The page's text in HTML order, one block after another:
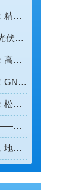
翻斗式雨量监测站：精准把控雨情的水利水文监测设备
便携式EL检测仪：光伏组件隐形缺陷的移动检测利器
液晶屏防爆气象站：高危场景专用的智能化气象监测设备
智能感知地质形变！GNSS位移监测系统守护全域地质安全
科技守护松林生态：松材线虫病检测仪助力林业精准防疫
全域水体精准感知——多普勒流速仪重塑水流测速新模式
升级城市管网治理，地下管网水文监测系统实现精细化管控